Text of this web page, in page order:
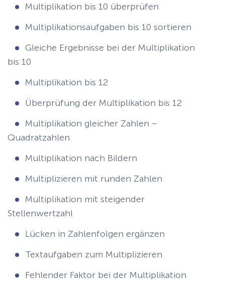
Multiplikation bis 10 überprüfen
Multiplikationsaufgaben bis 10 sortieren
Gleiche Ergebnisse bei der Multiplikation
bis 10
Multiplikation bis 12
Überprüfung der Multiplikation bis 12
Multiplikation gleicher Zahlen –
Quadratzahlen
Multiplikation nach Bildern
Multiplizieren mit runden Zahlen
Multiplikation mit steigender
Stellenwertzahl
Lücken in Zahlenfolgen ergänzen
Textaufgaben zum Multiplizieren
Fehlender Faktor bei der Multiplikation